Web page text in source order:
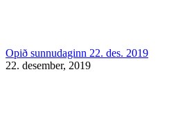
Opið sunnudaginn 22. des. 2019
22. desember, 2019